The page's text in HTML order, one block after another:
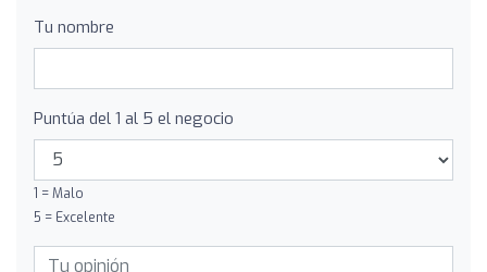
Tu nombre
Puntúa del 1 al 5 el negocio
1 = Malo
5 = Excelente